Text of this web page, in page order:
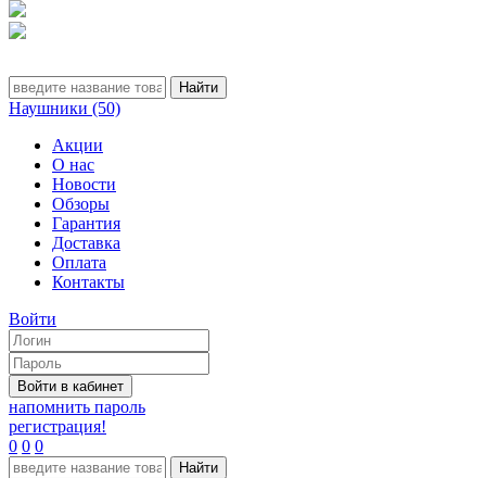
Наушники (50)
Акции
О нас
Новости
Обзоры
Гарантия
Доставка
Оплата
Контакты
Войти
напомнить пароль
регистрация!
0 0 0